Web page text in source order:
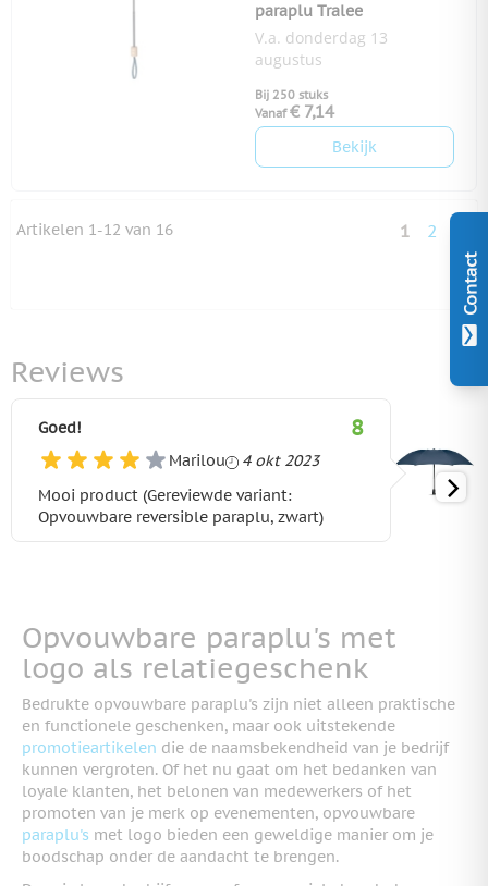
Contact
paraplu Tralee
V.a. donderdag 13
augustus
Bij 250 stuks
Vanaf € 7,14
Bekijk
Artikelen 1-12 van 16 U lees
1 Pagina
2
Opvouwbare paraplu's met
logo als relatiegeschenk
Bedrukte opvouwbare paraplu's zijn niet alleen praktische
en functionele geschenken, maar ook uitstekende
promotieartikelen die de naamsbekendheid van je bedrijf
kunnen vergroten. Of het nu gaat om het bedanken van
loyale klanten, het belonen van medewerkers of het
promoten van je merk op evenementen, opvouwbare
paraplu's met logo bieden een geweldige manier om je
boodschap onder de aandacht te brengen.
Reviews
Goed!
Marilou
4 oktober 2023
4 okt 2023
Mooi product (Gereviewde variant:
Opvouwbare reversible paraplu, zwart)
8